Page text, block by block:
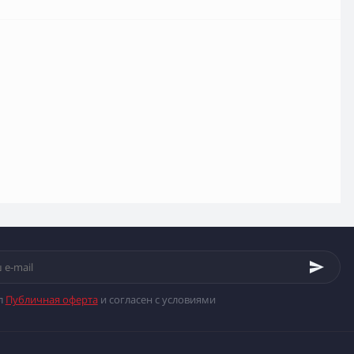
Публичная офертаи согласен с условиями